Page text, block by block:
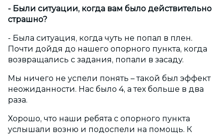
- Были ситуации, когда вам было действительно
страшно?
- Была ситуация, когда чуть не попал в плен.
Почти дойдя до нашего опорного пункта, когда
возвращались с задания, попали в засаду.
Мы ничего не успели понять – такой был эффект
неожиданности. Нас было 4, а тех больше в два
раза.
Хорошо, что наши ребята с опорного пункта
услышали возню и подоспели на помощь. К